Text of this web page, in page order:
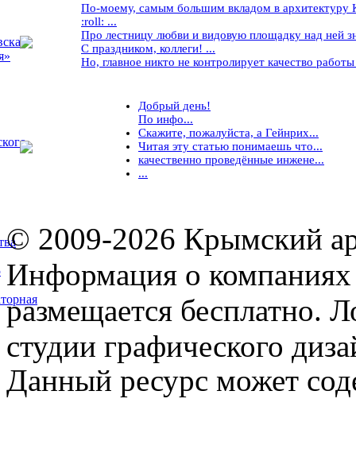
По-моему, самым большим вкладом в архитектуру
:roll: ...
Про лестницу любви и видовую площадку над ней
С праздником, коллеги! ...
Но, главное никто не контролирует качество
Добрый день!
По инфо...
Скажите, пожалуйста, а Гейнрих...
Читая эту статью понимаешь что...
качественно проведённые инжене...
...
© 2009-2026 Крымский
Информация о компаниях
размещается бесплатно.
студии графического
Данный ресурс может